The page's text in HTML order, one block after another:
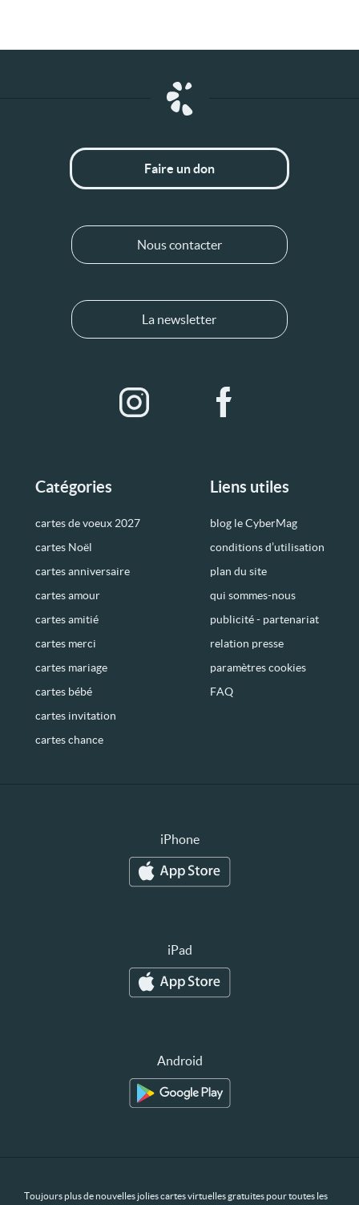
Catégories
cartes de voeux 2027
cartes Noël
cartes anniversaire
cartes amour
cartes amitié
cartes merci
cartes mariage
cartes bébé
cartes invitation
cartes chance
Liens utiles
blog le CyberMag
conditions d’utilisation
plan du site
qui sommes-nous
publicité - partenariat
relation presse
paramètres cookies
FAQ
Faire un don
Nous contacter
La newsletter
iPhone
iPad
Android
Toujours plus de nouvelles jolies cartes virtuelles gratuites pour toutes les